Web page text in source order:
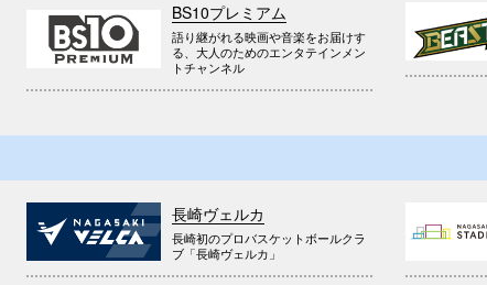
BS10プレミアム
語り継がれる映画や音楽をお届けす
る、大人のためのエンタテインメン
トチャンネル
長崎ヴェルカ
長崎初のプロバスケットボールクラ
ブ「長崎ヴェルカ」